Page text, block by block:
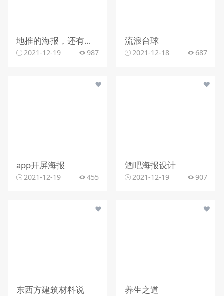
地推的海报，还有传单
2021-12-19 987
流浪台球
2021-12-18 687
app开屏海报
2021-12-19 455
酒吧海报设计
2021-12-19 907
东西方建筑材料说 养生之道